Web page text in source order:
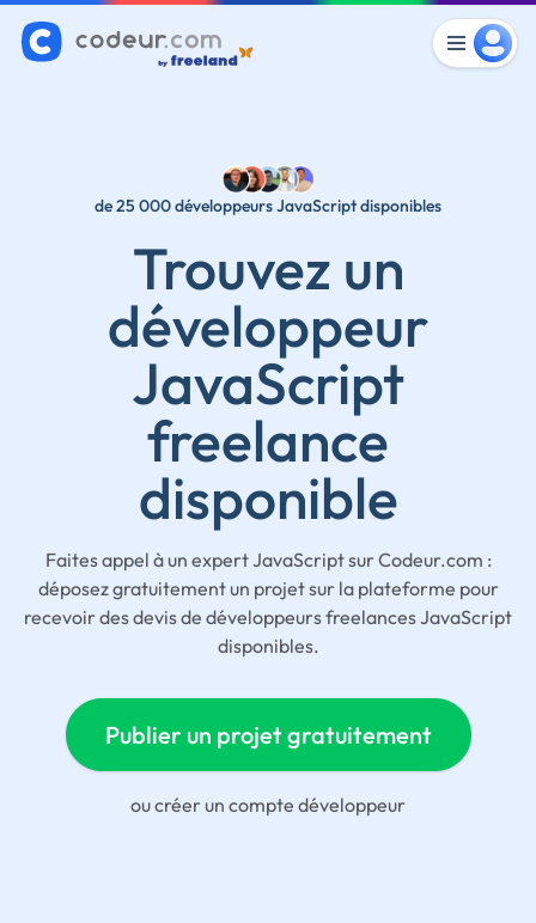
de 25 000 développeurs JavaScript disponibles
Trouvez un
développeur
JavaScript
freelance
disponible
Faites appel à un expert JavaScript sur Codeur.com :
déposez gratuitement un projet sur la plateforme pour
recevoir des devis de développeurs freelances JavaScript
disponibles.
Publier un projet gratuitement
oucréer un compte développeur